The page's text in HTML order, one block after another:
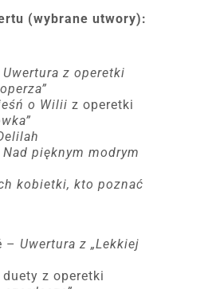
(wybrane utwory):
Uwertura z operetki
o Wilii z operetki
Nad pięknym modrym
kobietki, kto poznać
– Uwertura z „Lekkiej
z operetki